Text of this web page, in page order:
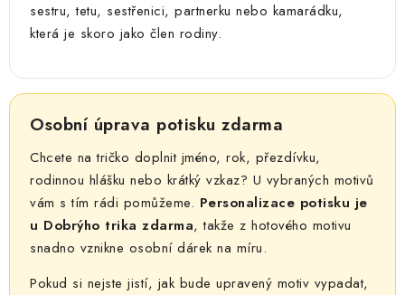
sestru, tetu, sestřenici, partnerku nebo kamarádku,
která je skoro jako člen rodiny.
Osobní úprava potisku zdarma
Chcete na tričko doplnit jméno, rok, přezdívku,
rodinnou hlášku nebo krátký vzkaz? U vybraných motivů
vám s tím rádi pomůžeme. Personalizace potisku je
u Dobrýho trika zdarma, takže z hotového motivu
snadno vznikne osobní dárek na míru.
Pokud si nejste jistí, jak bude upravený motiv vypadat,